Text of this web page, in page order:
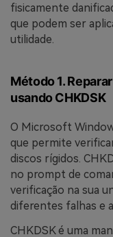
fisicamente
que podem ser
utilidade.
Método 1.
usando CHKDSK
O Microsoft
que permite
discos rígidos.
no prompt de
verificação na sua
diferentes falhas e
CHKDSK é uma